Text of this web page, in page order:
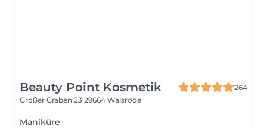
Beauty Point Kosmetik
264
Großer Graben 23 29664 Walsrode
Maniküre